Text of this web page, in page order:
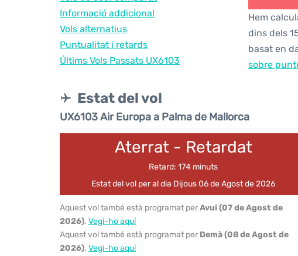
Informació addicional
Vols alternatius
Puntualitat i retards
Últims Vols Passats UX6103
Hem
dins dels
basat en
sobre
Estat del vol
UX6103 Air Europa a Palma de Mallorca
Aterrat - Retardat
Retard: 174 minuts
Estat del vol per al dia Dijous 06 de Agost de 2026
Aquest vol també està programat perAvui (07 de Agost de
2026). Vegi-ho aquí
Aquest vol també està programat per Demà (08 de Agost de
2026). Vegi-ho aquí